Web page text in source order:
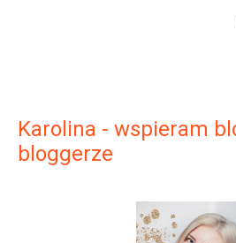
Karolina - wspieram
bloggerze